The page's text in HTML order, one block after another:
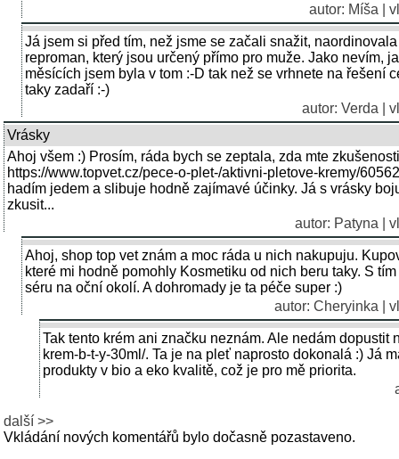
autor: Míša |
Já jsem si před tím, než jsme se začali snažit,
reproman, který jsou určený přímo pro muže. Jako nevím,
měsících jsem byla v tom :-D tak než se vrhnete na řešení
taky zadaří :-)
autor: Verda |
Vrásky
Ahoj všem :) Prosím, ráda bych se zeptala, zda mte
https://www.topvet.cz/pece-o-plet-/aktivni-pletove-kremy/
hadím jedem a slibuje hodně zajímavé účinky. Já s vrásky
zkusit...
autor: Patyna |
Ahoj, shop top vet znám a moc ráda u nich nakupuju.
které mi hodně pomohly Kosmetiku od nich beru taky. S
séru na oční okolí. A dohromady je ta péče super :)
autor: Cheryinka |
Tak tento krém ani značku neznám. Ale nedám dopustit
krem-b-t-y-30ml/. Ta je na pleť naprosto dokonalá :) Já
produkty v bio a eko kvalitě, což je pro mě priorita.
další >>
Vkládání nových komentářů bylo dočasně pozastaveno.